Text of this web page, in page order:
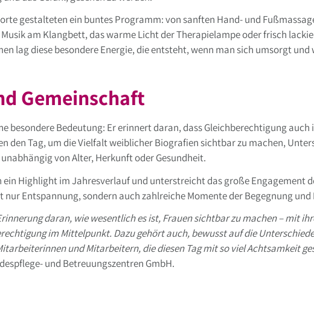
gestalteten ein buntes Programm: von sanften Hand- und
am Klangbett, das warme Licht der Therapielampe oder frisch
lag diese besondere Energie, die entsteht, wenn man sich umsorgt
Gemeinschaft
besondere Bedeutung: Er erinnert daran, dass Gleichberechtigung
den Tag, um die Vielfalt weiblicher Biografien sichtbar zu machen,
von Alter, Herkunft oder Gesundheit.
ein Highlight im Jahresverlauf und unterstreicht das große Engagement
Entspannung, sondern auch zahlreiche Momente der Begegnung und
daran, wie wesentlich es ist, Frauen sichtbar zu machen – mit
im Mittelpunkt. Dazu gehört auch, bewusst auf die
und Mitarbeitern, die diesen Tag mit so viel Achtsamkeit
und Betreuungszentren GmbH.